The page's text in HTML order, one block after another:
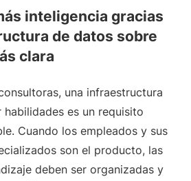
inteligencia gracias
de datos sobre
clara
una infraestructura
es un requisito
Cuando los empleados y sus
son el producto, las
deben ser organizadas y